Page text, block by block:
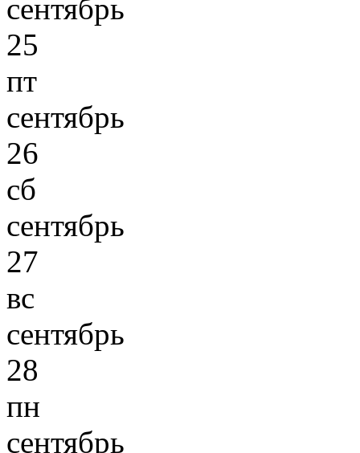
сентябрь
25
пт
сентябрь
26
сб
сентябрь
27
вс
сентябрь
28
пн
сентябрь